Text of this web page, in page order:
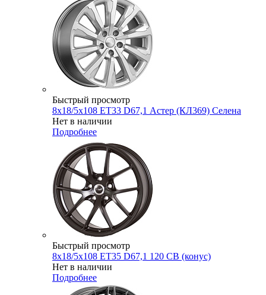
Быстрый просмотр
8x18/5x108 ET33 D67,1 Астер (КЛ369) Селена
Нет в наличии
Подробнее
Быстрый просмотр
8x18/5x108 ET35 D67,1 120 CB (конус)
Нет в наличии
Подробнее